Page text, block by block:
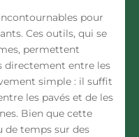
pour
Ces outils, qui se
permettent
directement entre les
simple : il suffit
les pavés et de les
Bien que cette
de temps sur des